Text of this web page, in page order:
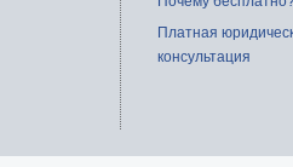
Платная
консультация